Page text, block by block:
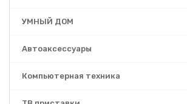
УМНЫЙ ДОМ
Автоаксессуары
Компьютерная техника